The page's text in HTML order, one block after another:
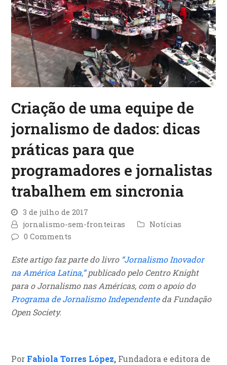
Criação de uma equipe de
jornalismo de dados: dicas
práticas para que
programadores e jornalistas
trabalhem em sincronia
3 de julho de 2017
jornalismo-sem-fronteiras
Notícias
0 Comments
Este artigo faz parte do livro “Jornalismo Inovador
na América Latina,”publicado pelo Centro Knight
para o Jornalismo nas Américas, com o apoio do
Programa de Jornalismo Independenteda Fundação
Open Society.
Por Fabiola Torres López, Fundadora e editora de